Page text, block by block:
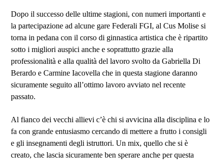
Dopo il successo delle ultime stagioni, con numeri importanti e
la partecipazione ad alcune gare Federali FGI, al Cus Molise si
torna in pedana con il corso di ginnastica artistica che è ripartito
sotto i migliori auspici anche e soprattutto grazie alla
professionalità e alla qualità del lavoro svolto da Gabriella Di
Berardo e Carmine Iacovella che in questa stagione daranno
sicuramente seguito all’ottimo lavoro avviato nel recente
passato.
Al fianco dei vecchi allievi c’è chi si avvicina alla disciplina e lo
fa con grande entusiasmo cercando di mettere a frutto i consigli
e gli insegnamenti degli istruttori. Un mix, quello che si è
creato, che lascia sicuramente ben sperare anche per questa